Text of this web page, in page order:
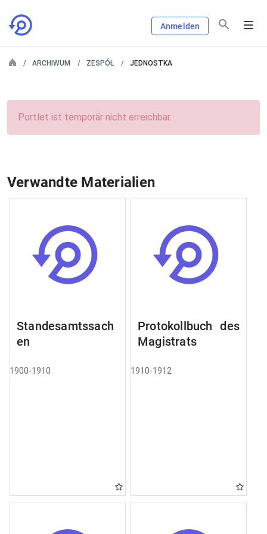
Anmelden
ARCHIWUM ZESPÓŁ JEDNOSTKA
Portlet ist temporär nicht erreichbar.
Verwandte Materialien
Standesamtssach
en
1900-1910
Protokollbuch des
Magistrats
1910-1912